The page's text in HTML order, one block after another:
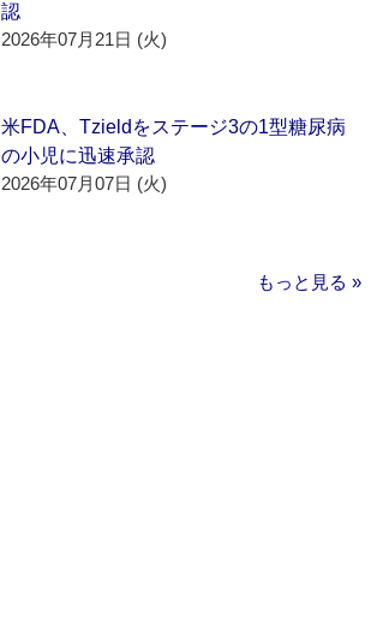
認
2026年07月21日 (火)
米FDA、Tzieldをステージ3の1型糖尿病
の小児に迅速承認
2026年07月07日 (火)
もっと見る »